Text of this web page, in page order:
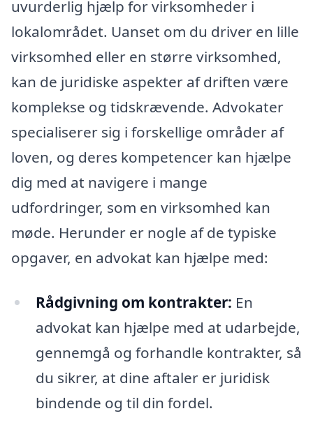
uvurderlig hjælp for virksomheder i
lokalområdet. Uanset om du driver en lille
virksomhed eller en større virksomhed,
kan de juridiske aspekter af driften være
komplekse og tidskrævende. Advokater
specialiserer sig i forskellige områder af
loven, og deres kompetencer kan hjælpe
dig med at navigere i mange
udfordringer, som en virksomhed kan
møde. Herunder er nogle af de typiske
opgaver, en advokat kan hjælpe med:
Rådgivning om kontrakter: En
advokat kan hjælpe med at udarbejde,
gennemgå og forhandle kontrakter, så
du sikrer, at dine aftaler er juridisk
bindende og til din fordel.